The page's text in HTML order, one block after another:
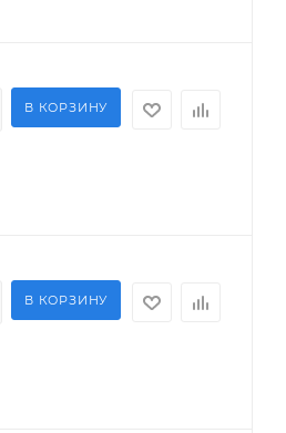
В КОРЗИНУ
В КОРЗИНУ